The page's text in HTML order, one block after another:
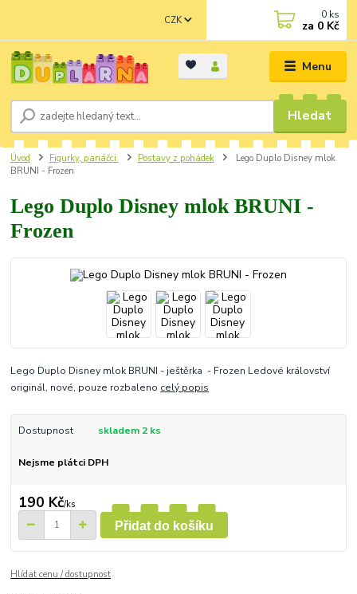
Menu
CZK
Hledat
0 ks
za 0 Kč
Úvod Figurky, panáčci Postavy z pohádek
Lego Duplo Disney mlok
BRUNI - Frozen
Lego Duplo Disney mlok BRUNI -
Frozen
Lego Duplo Disney mlok BRUNI - ještěrka - Frozen Ledové království
originál, nové, pouze rozbaleno celý popis
Dostupnost skladem 2 ks
Nejsme plátci DPH
190 Kč/ks
Přidat do košíku
Hlídat cenu / dostupnost